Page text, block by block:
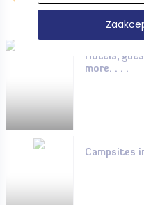
Hotels,
more. . . .
Campsites